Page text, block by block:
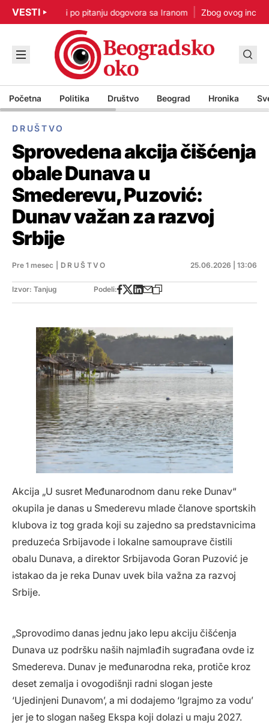
VESTI
Nisam u žurbi po pitanju dogovora sa Iranom Zbog ovog
Početna Politika Društvo Beograd Hronika
DRUŠTVO
Sprovedena akcija čišćenja
obale Dunava u
Smederevu, Puzović:
Dunav važan za razvoj
Srbije
Pre 1 mesec DRUŠTVO 25.06.2026 | 13:06
Izvor: Tanjug Podeli:
Akcija „U susret Međunarodnom danu reke Dunav“
okupila je danas u Smederevu mlade članove sportskih
klubova iz tog grada koji su zajedno sa predstavnicima
preduzeća Srbijavode i lokalne samouprave čistili
obalu Dunava, a direktor Srbijavoda Goran Puzović je
istakao da je reka Dunav uvek bila važna za razvoj
Srbije.
„Sprovodimo danas jednu jako lepu akciju čišćenja
Dunava uz podršku naših najmlađih sugrađana ovde iz
Smedereva. Dunav je međunarodna reka, protiče kroz
deset zemalja i ovogodišnji radni slogan jeste
‘Ujedinjeni Dunavom’, a mi dodajemo ‘Igrajmo za vodu’
jer je to slogan našeg Ekspa koji dolazi u maju 2027.